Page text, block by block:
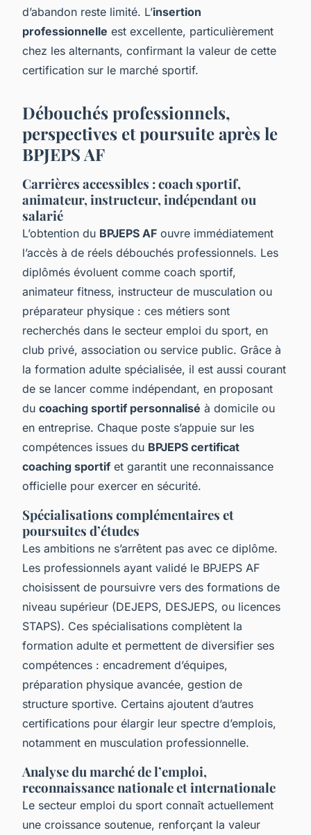
d’abandon reste limité. L’insertion
professionnelle est excellente, particulièrement
chez les alternants, confirmant la valeur de cette
certification sur le marché sportif.
Débouchés professionnels,
perspectives et poursuite après le
BPJEPS AF
Carrières accessibles : coach sportif,
animateur, instructeur, indépendant ou
salarié
L’obtention du BPJEPS AF ouvre immédiatement
l’accès à de réels débouchés professionnels. Les
diplômés évoluent comme coach sportif,
animateur fitness, instructeur de musculation ou
préparateur physique : ces métiers sont
recherchés dans le secteur emploi du sport, en
club privé, association ou service public. Grâce à
la formation adulte spécialisée, il est aussi courant
de se lancer comme indépendant, en proposant
du coaching sportif personnalisé à domicile ou
en entreprise. Chaque poste s’appuie sur les
compétences issues du BPJEPS certificat
coaching sportif et garantit une reconnaissance
officielle pour exercer en sécurité.
Spécialisations complémentaires et
poursuites d’études
Les ambitions ne s’arrêtent pas avec ce diplôme.
Les professionnels ayant validé le BPJEPS AF
choisissent de poursuivre vers des formations de
niveau supérieur (DEJEPS, DESJEPS, ou licences
STAPS). Ces spécialisations complètent la
formation adulte et permettent de diversifier ses
compétences : encadrement d’équipes,
préparation physique avancée, gestion de
structure sportive. Certains ajoutent d’autres
certifications pour élargir leur spectre d’emplois,
notamment en musculation professionnelle.
Analyse du marché de l’emploi,
reconnaissance nationale et internationale
Le secteur emploi du sport connaît actuellement
une croissance soutenue, renforçant la valeur